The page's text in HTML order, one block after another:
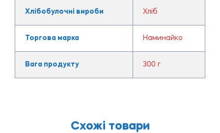
Хлібобулочні вироби Хліб
Торгова марка Наминайко
Вага продукту 300 г
Схожі товари